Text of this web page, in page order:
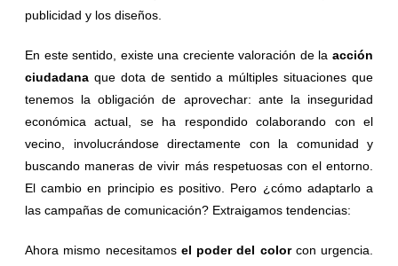
publicidad y los diseños.
En este sentido, existe una creciente valoración de la acción
ciudadana que dota de sentido a múltiples situaciones que
tenemos la obligación de aprovechar: ante la inseguridad
económica actual, se ha respondido colaborando con el
vecino, involucrándose directamente con la comunidad y
buscando maneras de vivir más respetuosas con el entorno.
El cambio en principio es positivo. Pero ¿cómo adaptarlo a
las campañas de comunicación? Extraigamos tendencias:
Ahora mismo necesitamos el poder del color con urgencia.